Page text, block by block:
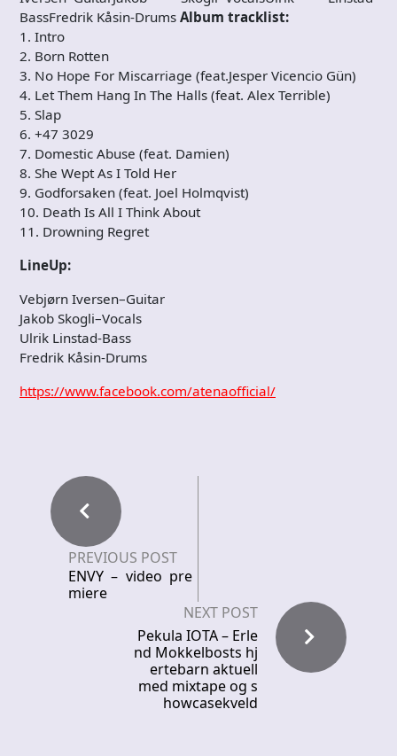
BassFredrik Kåsin-Drums Album tracklist:
1. Intro
2. Born Rotten
3. No Hope For Miscarriage (feat.Jesper Vicencio Gün)
4. Let Them Hang In The Halls (feat. Alex Terrible)
5. Slap
6. +47 3029
7. Domestic Abuse (feat. Damien)
8. She Wept As I Told Her
9. Godforsaken (feat. Joel Holmqvist)
10. Death Is All I Think About
11. Drowning Regret
LineUp:
Vebjørn Iversen–Guitar
Jakob Skogli–Vocals
Ulrik Linstad-Bass
Fredrik Kåsin-Drums
https://www.facebook.com/atenaofficial/
PREVIOUS POST
ENVY – video pre
miere
NEXT POST
Pekula IOTA – Erle
nd Mokkelbosts hj
ertebarn aktuell
med mixtape og s
howcasekveld